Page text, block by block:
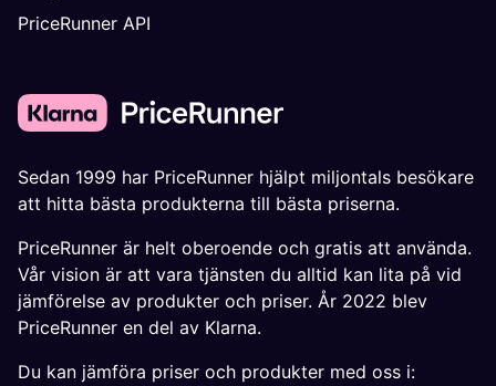
PriceRunner API
Sedan 1999 har PriceRunner hjälpt miljontals besökare
att hitta bästa produkterna till bästa priserna.
PriceRunner är helt oberoende och gratis att använda.
Vår vision är att vara tjänsten du alltid kan lita på vid
jämförelse av produkter och priser. År 2022 blev
PriceRunner en del av Klarna.
Du kan jämföra priser och produkter med oss i: